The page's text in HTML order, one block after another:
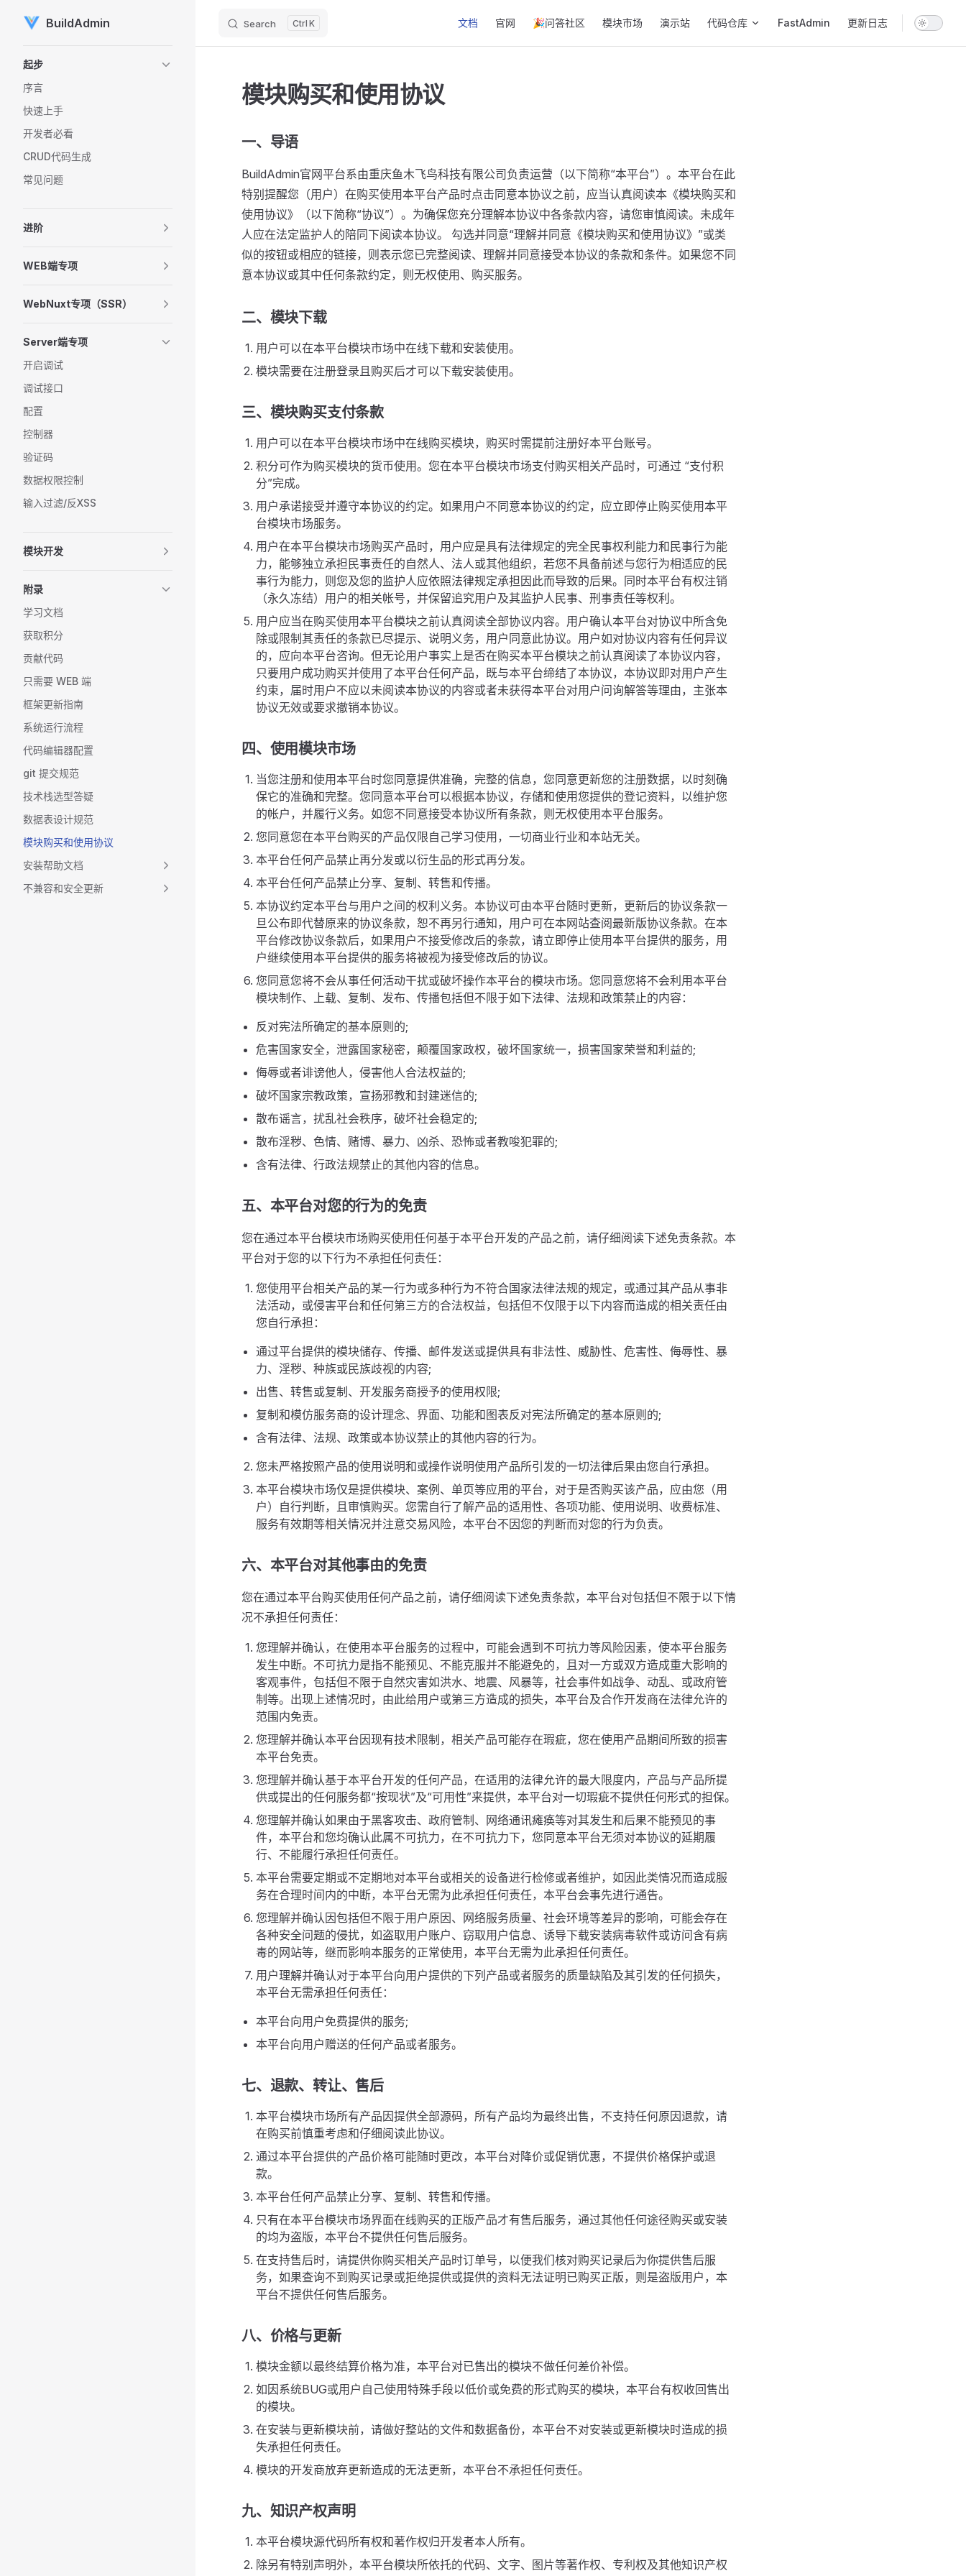
Skip to content
BuildAdmin Search K 文档 官网 🎉问答社区 模块市场 演示站 代码仓库 FastAdmin 更新日志
起步
序言
快速上手
开发者必看
CRUD代码生成
常见问题
进阶
WEB端专项
WebNuxt专项（SSR）
Server端专项
开启调试
调试接口
配置
控制器
验证码
数据权限控制
输入过滤/反XSS
模块开发
附录
学习文档
获取积分
贡献代码
只需要 WEB 端
框架更新指南
系统运行流程
代码编辑器配置
git 提交规范
技术栈选型答疑
数据表设计规范
模块购买和使用协议
安装帮助文档
不兼容和安全更新
模块购买和使用协议
一、导语
BuildAdmin官网平台系由重庆鱼木飞鸟科技有限公司负责运营（以下简称“本平台”）。本平台在此
特别提醒您（用户）在购买使用本平台产品时点击同意本协议之前，应当认真阅读本《模块购买和
使用协议》（以下简称“协议”）。为确保您充分理解本协议中各条款内容，请您审慎阅读。未成年
人应在法定监护人的陪同下阅读本协议。 勾选并同意“理解并同意《模块购买和使用协议》”或类
似的按钮或相应的链接，则表示您已完整阅读、理解并同意接受本协议的条款和条件。如果您不同
意本协议或其中任何条款约定，则无权使用、购买服务。
二、模块下载
用户可以在本平台模块市场中在线下载和安装使用。
模块需要在注册登录且购买后才可以下载安装使用。
三、模块购买支付条款
用户可以在本平台模块市场中在线购买模块，购买时需提前注册好本平台账号。
积分可作为购买模块的货币使用。您在本平台模块市场支付购买相关产品时，可通过 “支付积
分”完成。
用户承诺接受并遵守本协议的约定。如果用户不同意本协议的约定，应立即停止购买使用本平
台模块市场服务。
用户在本平台模块市场购买产品时，用户应是具有法律规定的完全民事权利能力和民事行为能
力，能够独立承担民事责任的自然人、法人或其他组织，若您不具备前述与您行为相适应的民
事行为能力，则您及您的监护人应依照法律规定承担因此而导致的后果。同时本平台有权注销
（永久冻结）用户的相关帐号，并保留追究用户及其监护人民事、刑事责任等权利。
用户应当在购买使用本平台模块之前认真阅读全部协议内容。用户确认本平台对协议中所含免
除或限制其责任的条款已尽提示、说明义务，用户同意此协议。用户如对协议内容有任何异议
的，应向本平台咨询。但无论用户事实上是否在购买本平台模块之前认真阅读了本协议内容，
只要用户成功购买并使用了本平台任何产品，既与本平台缔结了本协议，本协议即对用户产生
约束，届时用户不应以未阅读本协议的内容或者未获得本平台对用户问询解答等理由，主张本
协议无效或要求撤销本协议。
四、使用模块市场
当您注册和使用本平台时您同意提供准确，完整的信息，您同意更新您的注册数据，以时刻确
保它的准确和完整。您同意本平台可以根据本协议，存储和使用您提供的登记资料，以维护您
的帐户，并履行义务。如您不同意接受本协议所有条款，则无权使用本平台服务。
您同意您在本平台购买的产品仅限自己学习使用，一切商业行业和本站无关。
本平台任何产品禁止再分发或以衍生品的形式再分发。
本平台任何产品禁止分享、复制、转售和传播。
本协议约定本平台与用户之间的权利义务。本协议可由本平台随时更新，更新后的协议条款一
旦公布即代替原来的协议条款，恕不再另行通知，用户可在本网站查阅最新版协议条款。在本
平台修改协议条款后，如果用户不接受修改后的条款，请立即停止使用本平台提供的服务，用
户继续使用本平台提供的服务将被视为接受修改后的协议。
您同意您将不会从事任何活动干扰或破坏操作本平台的模块市场。您同意您将不会利用本平台
模块制作、上载、复制、发布、传播包括但不限于如下法律、法规和政策禁止的内容：
反对宪法所确定的基本原则的;
危害国家安全，泄露国家秘密，颠覆国家政权，破坏国家统一，损害国家荣誉和利益的;
侮辱或者诽谤他人，侵害他人合法权益的;
破坏国家宗教政策，宣扬邪教和封建迷信的;
散布谣言，扰乱社会秩序，破坏社会稳定的;
散布淫秽、色情、赌博、暴力、凶杀、恐怖或者教唆犯罪的;
含有法律、行政法规禁止的其他内容的信息。
五、本平台对您的行为的免责
您在通过本平台模块市场购买使用任何基于本平台开发的产品之前，请仔细阅读下述免责条款。本
平台对于您的以下行为不承担任何责任：
您使用平台相关产品的某一行为或多种行为不符合国家法律法规的规定，或通过其产品从事非
法活动，或侵害平台和任何第三方的合法权益，包括但不仅限于以下内容而造成的相关责任由
您自行承担：
通过平台提供的模块储存、传播、邮件发送或提供具有非法性、威胁性、危害性、侮辱性、暴
力、淫秽、种族或民族歧视的内容;
出售、转售或复制、开发服务商授予的使用权限;
复制和模仿服务商的设计理念、界面、功能和图表反对宪法所确定的基本原则的;
含有法律、法规、政策或本协议禁止的其他内容的行为。
您未严格按照产品的使用说明和或操作说明使用产品所引发的一切法律后果由您自行承担。
本平台模块市场仅是提供模块、案例、单页等应用的平台，对于是否购买该产品，应由您（用
户）自行判断，且审慎购买。您需自行了解产品的适用性、各项功能、使用说明、收费标准、
服务有效期等相关情况并注意交易风险，本平台不因您的判断而对您的行为负责。
六、本平台对其他事由的免责
您在通过本平台购买使用任何产品之前，请仔细阅读下述免责条款，本平台对包括但不限于以下情
况不承担任何责任：
您理解并确认，在使用本平台服务的过程中，可能会遇到不可抗力等风险因素，使本平台服务
发生中断。不可抗力是指不能预见、不能克服并不能避免的，且对一方或双方造成重大影响的
客观事件，包括但不限于自然灾害如洪水、地震、风暴等，社会事件如战争、动乱、或政府管
制等。出现上述情况时，由此给用户或第三方造成的损失，本平台及合作开发商在法律允许的
范围内免责。
您理解并确认本平台因现有技术限制，相关产品可能存在瑕疵，您在使用产品期间所致的损害
本平台免责。
您理解并确认基于本平台开发的任何产品，在适用的法律允许的最大限度内，产品与产品所提
供或提出的任何服务都“按现状”及“可用性”来提供，本平台对一切瑕疵不提供任何形式的担保。
您理解并确认如果由于黑客攻击、政府管制、网络通讯瘫痪等对其发生和后果不能预见的事
件，本平台和您均确认此属不可抗力，在不可抗力下，您同意本平台无须对本协议的延期履
行、不能履行承担任何责任。
本平台需要定期或不定期地对本平台或相关的设备进行检修或者维护，如因此类情况而造成服
务在合理时间内的中断，本平台无需为此承担任何责任，本平台会事先进行通告。
您理解并确认因包括但不限于用户原因、网络服务质量、社会环境等差异的影响，可能会存在
各种安全问题的侵扰，如盗取用户账户、窃取用户信息、诱导下载安装病毒软件或访问含有病
毒的网站等，继而影响本服务的正常使用，本平台无需为此承担任何责任。
用户理解并确认对于本平台向用户提供的下列产品或者服务的质量缺陷及其引发的任何损失，
本平台无需承担任何责任：
本平台向用户免费提供的服务;
本平台向用户赠送的任何产品或者服务。
七、退款、转让、售后
本平台模块市场所有产品因提供全部源码，所有产品均为最终出售，不支持任何原因退款，请
在购买前慎重考虑和仔细阅读此协议。
通过本平台提供的产品价格可能随时更改，本平台对降价或促销优惠，不提供价格保护或退
款。
本平台任何产品禁止分享、复制、转售和传播。
只有在本平台模块市场界面在线购买的正版产品才有售后服务，通过其他任何途径购买或安装
的均为盗版，本平台不提供任何售后服务。
在支持售后时，请提供你购买相关产品时订单号，以便我们核对购买记录后为你提供售后服
务，如果查询不到购买记录或拒绝提供或提供的资料无法证明已购买正版，则是盗版用户，本
平台不提供任何售后服务。
八、价格与更新
模块金额以最终结算价格为准，本平台对已售出的模块不做任何差价补偿。
如因系统BUG或用户自己使用特殊手段以低价或免费的形式购买的模块，本平台有权收回售出
的模块。
在安装与更新模块前，请做好整站的文件和数据备份，本平台不对安装或更新模块时造成的损
失承担任何责任。
模块的开发商放弃更新造成的无法更新，本平台不承担任何责任。
九、知识产权声明
本平台模块源代码所有权和著作权归开发者本人所有。
除另有特别声明外，本平台模块所依托的代码、文字、图片等著作权、专利权及其他知识产权